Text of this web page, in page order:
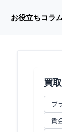
お役立ちコラ
買
ブ
貴